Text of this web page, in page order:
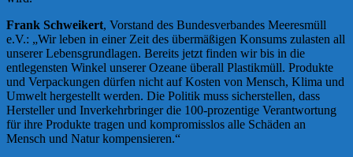
Frank Schweikert, Vorstand des Bundesverbandes Meeresmüll
e.V.: „Wir leben in einer Zeit des übermäßigen Konsums zulasten all
unserer Lebensgrundlagen. Bereits jetzt finden wir bis in die
entlegensten Winkel unserer Ozeane überall Plastikmüll. Produkte
und Verpackungen dürfen nicht auf Kosten von Mensch, Klima und
Umwelt hergestellt werden. Die Politik muss sicherstellen, dass
Hersteller und Inverkehrbringer die 100-prozentige Verantwortung
für ihre Produkte tragen und kompromisslos alle Schäden an
Mensch und Natur kompensieren.“